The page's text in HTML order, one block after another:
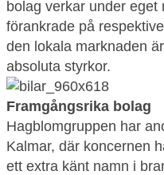
bolag verkar under eget
förankrade på
den lokala marknaden
absoluta styrkor.
Framgångsrika bolag
Hagblomgruppen har
Kalmar, där koncernen
ett extra känt namn i